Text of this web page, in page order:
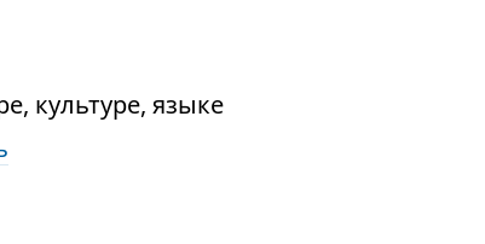
культуре, языке